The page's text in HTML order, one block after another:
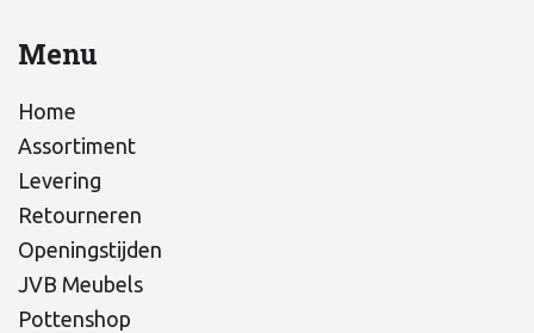
Menu
Home
Assortiment
Levering
Retourneren
Openingstijden
JVB Meubels
Pottenshop